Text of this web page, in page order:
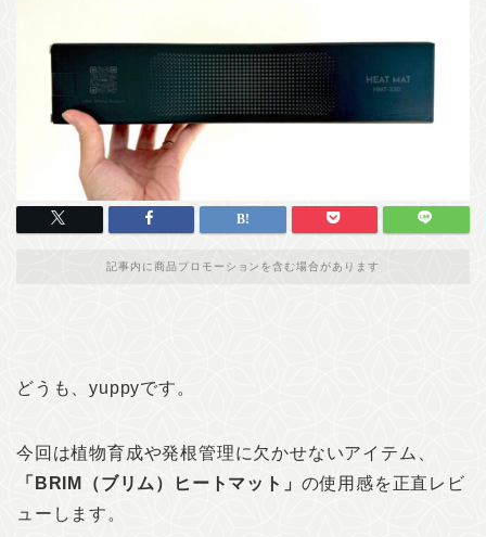
記事内に商品プロモーションを含む場合があります
どうも、yuppyです。
今回は植物育成や発根管理に欠かせないアイテム、
「BRIM（ブリム）ヒートマット」 の使用感を正直レビ
ューします。